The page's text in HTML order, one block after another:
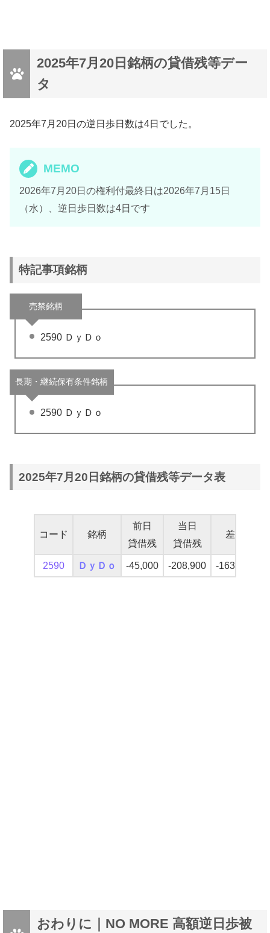
2025年7月20日銘柄の貸借残等デー
タ
2025年7月20日の逆日歩日数は4日でした。
MEMO
2026年7月20日の権利付最終日は2026年7月15日
（水）、逆日歩日数は4日です
特記事項銘柄
売禁銘柄
2590 ＤｙＤｏ
長期・継続保有条件銘柄
2590 ＤｙＤｏ
2025年7月20日銘柄の貸借残等データ表
コード 銘柄
前日
貸借残
当日
貸借残
差分
2590 ＤｙＤｏ -45,000 -208,900 -163,900
おわりに｜NO MORE 高額逆日歩被